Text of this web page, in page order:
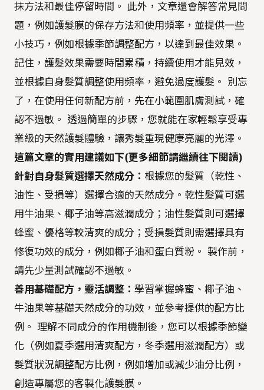
抹方法和最佳停留時間。 此外，文章還會解答常見問
題，例如護髮膜的保存方法和使用頻率，並提供一些
小技巧，例如根據季節調整配方，以達到最佳效果。
記住，護髮效果需要時間累積，持續使用才能見效，
並根據自身髮質調整使用頻率，避免過度護髮。 別忘
了，在使用任何新配方前，先在小範圍肌膚測試，確
認不過敏。 透過簡單的步驟，您就能在家輕鬆享受專
業級的天然護髮體驗，讓秀髮重現健康亮麗的光澤。
這篇文章的實用建議如下(更多細節請繼續往下閱讀)
針對自身髮質選擇天然成分： 根據您的髮質（乾性、
油性、受損等）選擇合適的天然成分。乾性髮質可選
用牛油果、椰子油等高滋潤成分；油性髮質則可選擇
蜂蜜、優格等較清爽的成分；受損髮質則需選擇具有
修復功效的成分，例如椰子油和蛋白質粉。 製作前，
請先少量測試確認不過敏。
善用基礎配方，靈活調整： 學習掌握蜂蜜、椰子油、
牛油果等基礎天然成分的功效，並參考提供的配方比
例。 理解不同成分的作用機制後，您可以根據季節變
化（例如夏季選用清爽配方，冬季選用滋潤配方）或
髮質狀況調整配方比例，例如增加或減少油分比例，
創造專屬您的客製化護髮膜。